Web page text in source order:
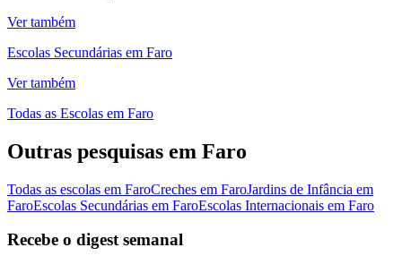
Ver também
Escolas Secundárias em Faro
Ver também
Todas as Escolas em Faro
Outras pesquisas em Faro
Todas as escolas em FaroCreches em FaroJardins de Infância em
FaroEscolas Secundárias em FaroEscolas Internacionais em Faro
Recebe o digest semanal